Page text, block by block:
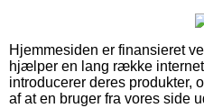
Hjemmesiden er finansieret
hjælper en lang række
introducerer deres produkter,
af at en bruger fra vores side